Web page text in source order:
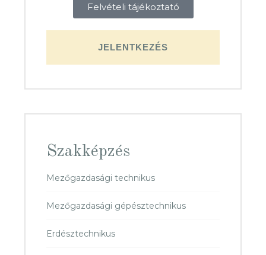
Felvételi tájékoztató
JELENTKEZÉS
Szakképzés
Mezőgazdasági technikus
Mezőgazdasági gépésztechnikus
Erdésztechnikus